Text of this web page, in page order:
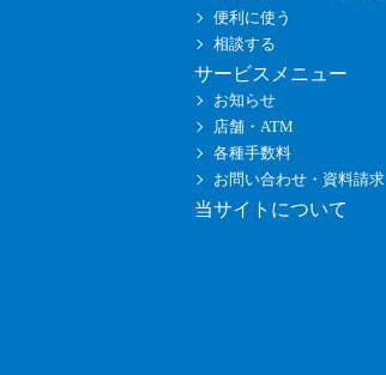
便利に使う
相談する
サービスメニュー
お知らせ
店舗・ATM
各種手数料
お問い合わせ・資料請求
当サイトについて